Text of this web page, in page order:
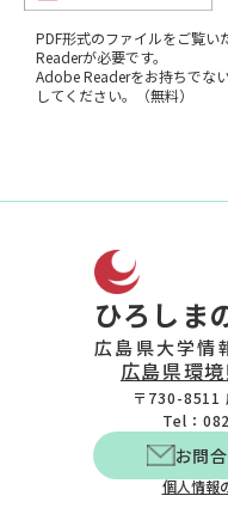
PDF形式のファイルをご覧
Readerが必要です。
Adobe Readerをお持ちでな
してください。（無料）
ひろしま
広島県大学情
広島県環
〒730-8511
Tel：
お問
個人情報